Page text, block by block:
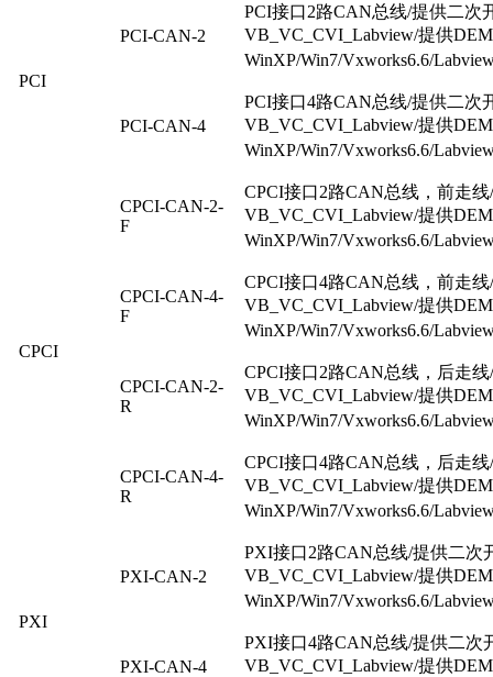
PCI
PCI-CAN-2
PCI接口2路CAN总线/提供二次
VB_VC_CVI_Labview/提供
WinXP/Win7/Vxworks6.6/
PCI-CAN-4
PCI接口4路CAN总线/提供二次
VB_VC_CVI_Labview/提供
WinXP/Win7/Vxworks6.6/
CPCI
CPCI-CAN-2-
F
CPCI接口2路CAN总线，前走线
VB_VC_CVI_Labview/提供
WinXP/Win7/Vxworks6.6/
CPCI-CAN-4-
F
CPCI接口4路CAN总线，前走线
VB_VC_CVI_Labview/提供
WinXP/Win7/Vxworks6.6/
CPCI-CAN-2-
R
CPCI接口2路CAN总线，后走线
VB_VC_CVI_Labview/提供
WinXP/Win7/Vxworks6.6/
CPCI-CAN-4-
R
CPCI接口4路CAN总线，后走线
VB_VC_CVI_Labview/提供
WinXP/Win7/Vxworks6.6/
PXI
PXI-CAN-2
PXI接口2路CAN总线/提供二次
VB_VC_CVI_Labview/提供
WinXP/Win7/Vxworks6.6/
PXI-CAN-4
PXI接口4路CAN总线/提供二次
VB_VC_CVI_Labview/提供